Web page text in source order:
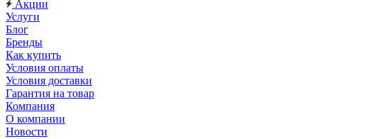
Акции
Услуги
Блог
Бренды
Как купить
Условия оплаты
Условия доставки
Гарантия на товар
Компания
О компании
Новости